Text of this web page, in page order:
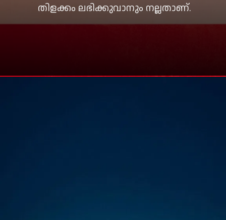
തിളക്കം ലഭിക്കുവാനും നല്ലതാണ്.